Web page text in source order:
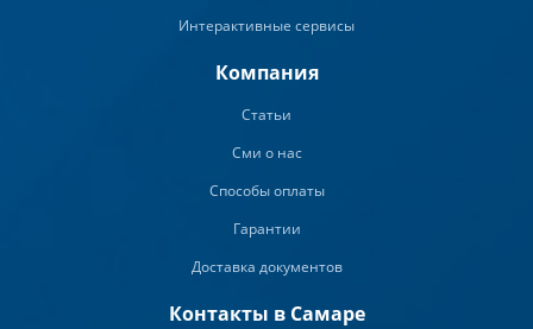
Интерактивные сервисы
Компания
Статьи
Сми о нас
Способы оплаты
Гарантии
Доставка документов
Контакты в Самаре